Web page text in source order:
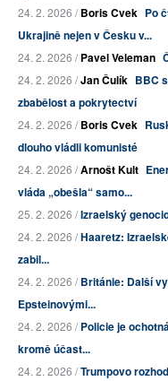
24. 2. 2026 /Boris Cvek Po
Ukrajině nejen v Česku v...
24. 2. 2026 /Pavel Veleman
24. 2. 2026 /Jan Čulík BBC
zbabělost a pokrytectví
24. 2. 2026 /Boris Cvek
dlouho vládli komunisté
24. 2. 2026 /Arnošt Kult
vláda „obešla“ samo...
25. 2. 2026 /Izraelský
24. 2. 2026 /Haaretz:
zabil...
24. 2. 2026 /Británie: Další
Epsteinovými...
24. 2. 2026 /Policie je
kromě účast...
24. 2. 2026 /Trumpovo